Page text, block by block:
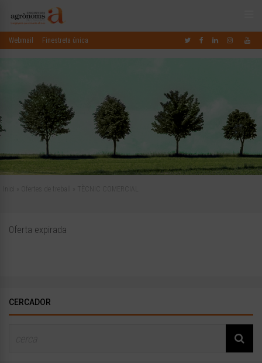
Webmail Finestreta única
Oferta expirada
CERCADOR